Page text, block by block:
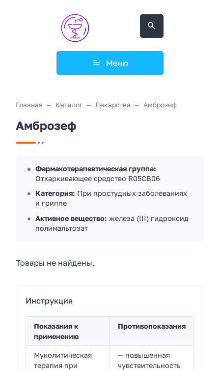
Меню
Главная Каталог Лекарства Амброзеф
Амброзеф
Фармакотерапевтическая группа:
Отхаркивающее средство R05CB06
Категория: При простудных заболеваниях
и гриппе
Активное вещество: железа (III) гидроксид
полимальтозат
Товары не найдены.
Инструкция
Показания к
применению
Противопоказания
Муколитическая
терапия при
— повышенная
чувствительность